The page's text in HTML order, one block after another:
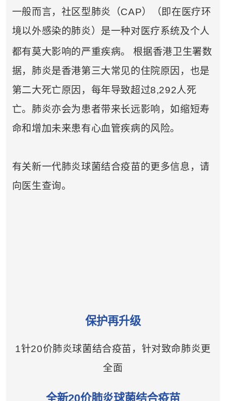
一般而言，社区型肺炎（CAP）（即在医疗环
境以外感染的肺炎）是一种对医疗系统及个人
都有莫大影响的严重疾病。
根据香港卫生署数
据，肺炎是香港第三大常见的住院原因，也是
第二大死亡原因，每年导致超过8,292人死
亡。肺炎亦会为患者带来长远影响，如缩短寿
命和增加未来患有心血管疾病的风险。
有关新一代肺炎球菌结合疫苗的更多信息，请
向医生查询。
保护再升级
1针20价肺炎球菌结合疫苗，针对致命肺炎更
全面
全新20价肺炎球菌结合疫苗